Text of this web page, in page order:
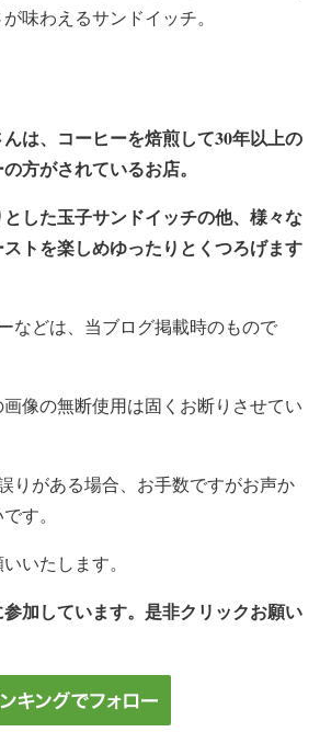
味わえるサンドイッチ。
んは、コーヒーを焙煎して30年以上の
方がされているお店。
した玉子サンドイッチの他、様々な
トを楽しめゆったりとくつろげます
などは、当ブログ掲載時のもので
像の無断使用は固くお断りさせてい
りがある場合、お手数ですがお声か
す。
いたします。
加しています。是非クリックお願い